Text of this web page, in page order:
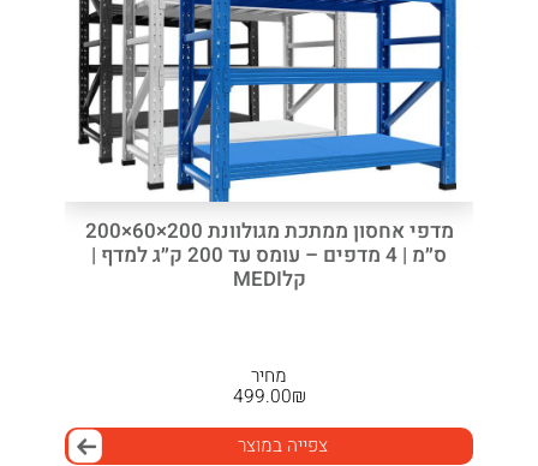
מדפי אחסון ממתכת מגולוונת 200×60×200
ס״מ | 4 מדפים – עומס עד 200 ק״ג למדף |
קלMEDI
מחיר
₪
499.00
צפייה במוצר